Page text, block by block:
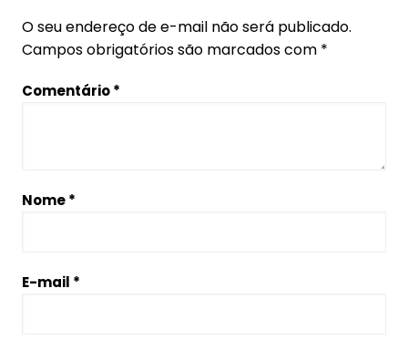
O seu endereço de e-mail não será publicado.
Campos obrigatórios são marcados com *
Comentário*
Nome*
E-mail *